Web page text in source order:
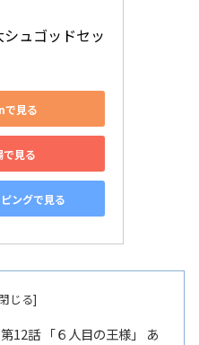
ュゴッドセッ
見る
で見る
ングで見る
12話 「６人目の王様」 あ